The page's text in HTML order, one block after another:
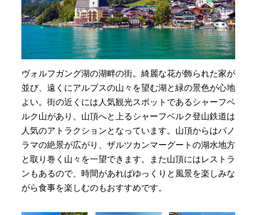
ヴォルフガング湖の湖畔の街。綺麗な花が飾られた家が
並び、遠くにアルプスの山々を望む湖と緑の景色が心地
よい。街の近くには人気観光スポットであるシャーフベ
ルク山があり、山頂へと上るシャーフベルク登山鉄道は
人気のアトラクションとなっています。山頂からはパノ
ラマの絶景が広がり、ザルツカンマーグートの湖水地方
と取り巻く山々を一望できます。また山頂にはレストラ
ンもあるので、時間があればゆっくりと風景を楽しみな
がら食事を楽しむのもおすすめです。